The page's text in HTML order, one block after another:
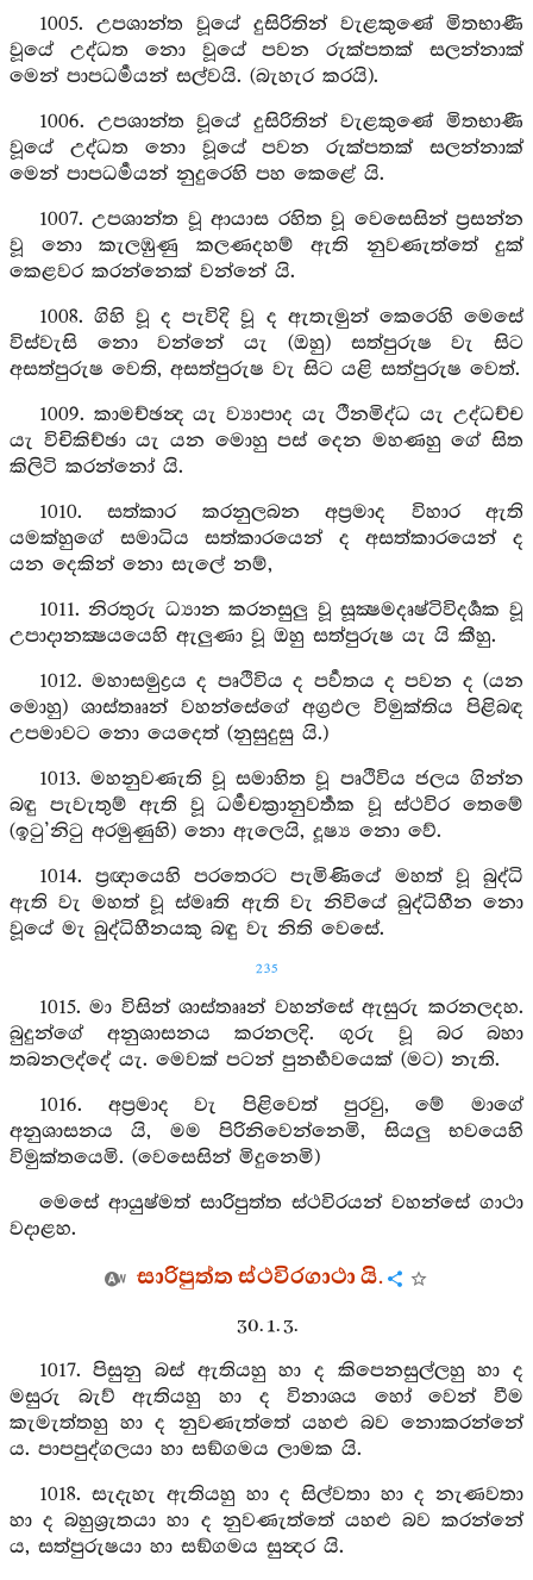
1005. උපශාන්ත වූයේ දුසිරිතින් වැළකුණේ මිතභාණී
වූයේ උද්ධත නො වූයේ පවන රුක්පතක් සලන්නාක්
මෙන් පාපධර්‍මයන් සල්වයි. (බැහැර කරයි).
1006. උපශාන්ත වූයේ දුසිරිතින් වැළකුණේ මිතභාණී
වූයේ උද්ධත නො වූයේ පවන රුක්පතක් සලන්නාක්
මෙන් පාපධර්‍මයන් නුදුරෙහි පහ කෙළේ යි.
1007. උපශාන්ත වූ ආයාස රහිත වූ වෙසෙසින් ප්‍රසන්න
වූ නො කැලඹුණු කලණදහම් ඇති නුවණැත්තේ දුක්
කෙළවර කරන්නෙක් වන්නේ යි.
1008. ගිහි වූ ද පැවිදි වූ ද ඇතැමුන් කෙරෙහි මෙසේ
විස්වැසි නො වන්නේ යැ (ඔහු) සත්පුරුෂ වැ සිට
අසත්පුරුෂ වෙති, අසත්පුරුෂ වැ සිට යළි සත්පුරුෂ වෙත්.
1009. කාමච්ඡන්‍ද යැ ව්‍යාපාද යැ ථීනමිද්ධ යැ උද්ධච්ච
යැ විචිකිච්ඡා යැ යන මොහු පස් දෙන මහණහු ගේ සිත
කිලිටි කරන්නෝ යි.
1010. සත්කාර කරනුලබන අප්‍රමාද විහාර ඇති
යමක්හුගේ සමාධිය සත්කාරයෙන් ද අසත්කාරයෙන් ද
යන දෙකින් නො සැලේ නම්,
1011. නිරතුරු ධ්‍යාන කරනසුලු වූ සූක්‍ෂමදෘෂ්ටිවිදර්‍ශක වූ
උපාදානක්‍ෂයයෙහි ඇලුණා වූ ඔහු සත්පුරුෂ යැ යි කීහු.
1012. මහාසමුද්‍රය ද පෘථිවිය ද පර්‍වතය ද පවන ද (යන
මොහු) ශාස්තෲන් වහන්සේගේ අග්‍රඵල විමුක්තිය පිළිබඳ
උපමාවට නො යෙදෙත් (නුසුදුසු යි.)
1013. මහනුවණැති වූ සමාහිත වූ පෘථිවිය ජලය ගින්න
බඳු පැවැතුම් ඇති වූ ධර්‍මචක්‍රානුවර්‍තක වූ ස්ථවිර තෙමේ
(ඉටු’නිටු අරමුණුහි) නො ඇලෙයි, දූෂ්‍ය නො වේ.
1014. ප්‍රඥායෙහි පරතෙරට පැමිණියේ මහත් වූ බුද්ධි
ඇති වැ මහත් වූ ස්මෘති ඇති වැ නිවියේ බුද්ධිහීන නො
වූයේ මැ බුද්ධිහීනයකු බඳු වැ නිති වෙසේ.
235
1015. මා විසින් ශාස්තෲන් වහන්සේ ඇසුරු කරනලදහ.
බුදුන්ගේ අනුශාසනය කරනලදි. ගුරු වූ බර බහා
තබනලද්දේ යැ. මෙවක් පටන් පුනර්‍භවයෙක් (මට) නැති.
1016. අප්‍රමාද වැ පිළිවෙත් පුරවු, මේ මාගේ
අනුශාසනය යි, මම පිරිනිවෙන්නෙමි, සියලු භවයෙහි
විමුක්තයෙමි. (වෙසෙසින් මිදුනෙමි)
මෙසේ ආයුෂ්මත් සාරිපුත්ත ස්ථවිරයන් වහන්සේ ගාථා
වදාළහ.
සාරිපුත්ත ස්ථවිරගාථා යි.
30. 1. 3.
1017. පිසුනු බස් ඇතියහු හා ද කිපෙනසුල්ලහු හා ද
මසුරු බැව් ඇතියහු හා ද විනාශය හෝ වෙන් වීම
කැමැත්තහු හා ද නුවණැත්තේ යහළු බව නොකරන්නේ
ය. පාපපුද්ගලයා හා සඞ්ගමය ලාමක යි.
1018. සැදැහැ ඇතියහු හා ද සිල්වතා හා ද නැණවතා
හා ද බහුශ්‍රැතයා හා ද නුවණැත්තේ යහළු බව කරන්නේ
ය, සත්පුරුෂයා හා සඞ්ගමය සුන්‍දර යි.